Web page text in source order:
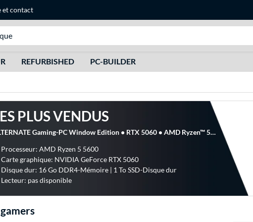
etcontact
REFURBISHED PC-BUILDER
PLUS VENDUS
ALTERNATE Gaming-PC Window Edition • RTX 5060 • AMD Ryzen™ 5 5600 • 16 GB RAM, PC gaming
Processeur: AMD Ryzen 5 5600
Carte graphique: NVIDIA GeForce RTX 5060
Disque dur: 16 Go DDR4-Mémoire | 1 To SSD-Disque dur
Lecteur: pas disponible